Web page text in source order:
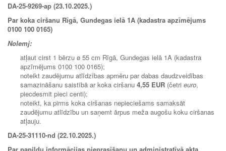
DA-25-9269-ap (23.10.2025.)
Par koka ciršanu Rīgā, Gundegas ielā 1A (kadastra apzīmējums
0100 100 0165)
Nolemj:
atļaut cirst 1 bērzu ø 55 cm Rīgā, Gundegas ielā 1A (kadastra
apzīmējums 0100 100 0165);
noteikt zaudējumu atlīdzības apmēru par dabas daudzveidības
samazināšanu saistībā ar koka ciršanu 4,55 EUR (četri euro,
piecdesmit pieci centi);
noteikt, ka pirms koka ciršanas nepieciešams samaksāt
zaudējumu atlīdzību un saņemt ārpus meža augošu koku ciršanas
atļauju.
DA-25-31110-nd (22.10.2025.)